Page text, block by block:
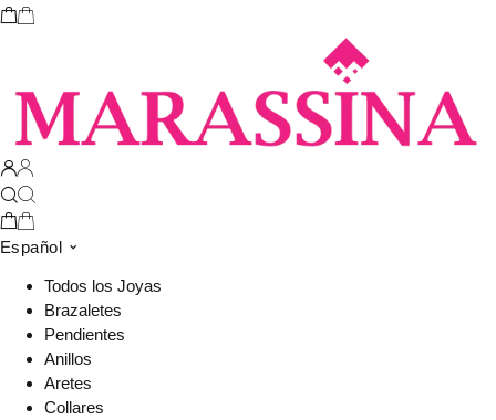
Español
Todos los Joyas
Brazaletes
Pendientes
Anillos
Aretes
Collares